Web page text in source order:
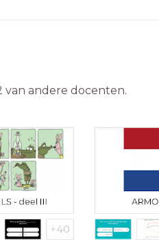
van andere docenten.